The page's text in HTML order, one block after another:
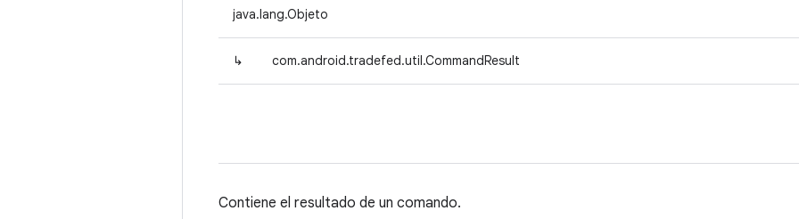
java.lang.Objeto
↳ com.android.tradefed.util.CommandResult
Contiene el resultado de un comando.